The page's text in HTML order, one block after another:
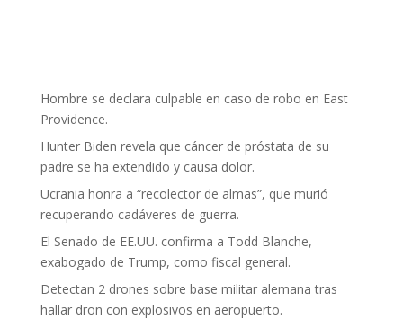
Hombre se declara culpable en caso de robo en East
Providence.
Hunter Biden revela que cáncer de próstata de su
padre se ha extendido y causa dolor.
Ucrania honra a “recolector de almas”, que murió
recuperando cadáveres de guerra.
El Senado de EE.UU. confirma a Todd Blanche,
exabogado de Trump, como fiscal general.
Detectan 2 drones sobre base militar alemana tras
hallar dron con explosivos en aeropuerto.